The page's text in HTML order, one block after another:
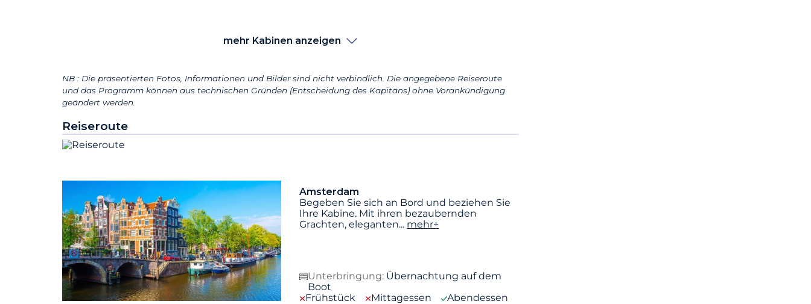
mehr Kabinen anzeigen
NB : Die präsentierten Fotos, Informationen und Bilder sind nicht verbindlich. Die angegebene Reiseroute
und das Programm können aus technischen Gründen (Entscheidung des Kapitäns) ohne Vorankündigung
geändert werden.
Reiseroute
Amsterdam
Begeben Sie sich an Bord und beziehen Sie
Ihre Kabine. Mit ihren bezaubernden
Grachten, eleganten... mehr+
Unterbringung: Übernachtung auf dem
Boot
Frühstück
Mittagessen Abendessen